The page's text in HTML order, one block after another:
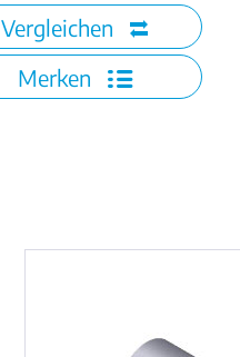
Vergleichen
Merken